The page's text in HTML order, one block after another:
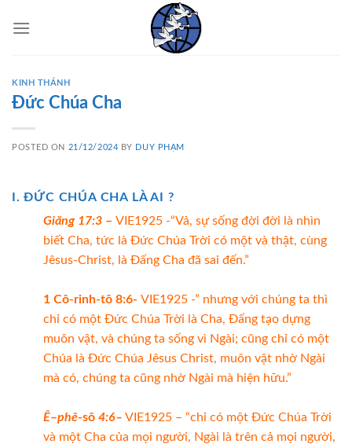
KINH THÁNH
Đức Chúa Cha
POSTED ON 21/12/2024 BY DUY PHẠM
I. ĐỨC CHÚA CHA LÀ AI ?
Giăng 17:3 – VIE1925 -“Vả, sự sống đời đời là nhìn
biết Cha, tức là Đức Chúa Trời có một và thật, cùng
Jêsus-Christ, là Đấng Cha đã sai đến.”
1 Cô-rinh-tô 8:6- VIE1925 -” nhưng với chúng ta thì
chỉ có một Đức Chúa Trời là Cha, Đấng tạo dựng
muôn vật, và chúng ta sống vì Ngài; cũng chỉ có một
Chúa là Đức Chúa Jêsus Christ, muôn vật nhờ Ngài
mà có, chúng ta cũng nhờ Ngài mà hiện hữu.”
Ê–phê-sô 4:6– VIE1925 – “chỉ có một Đức Chúa Trời
và một Cha của mọi người, Ngài là trên cả mọi người,